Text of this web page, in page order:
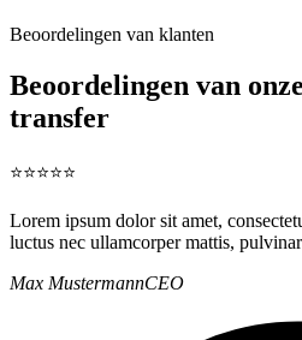
Beoordelingen van klanten
Beoordelingen van
transfer
⭐⭐⭐⭐⭐
Lorem ipsum dolor sit amet,
luctus nec ullamcorper mattis,
Max MustermannCEO